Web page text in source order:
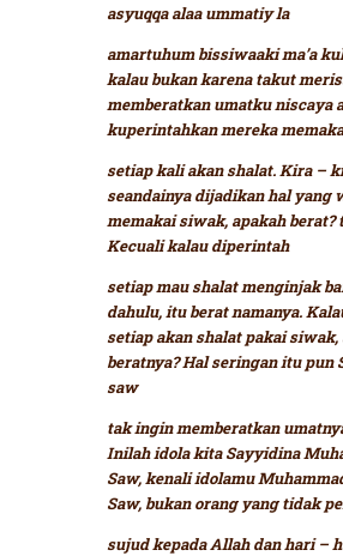
asyuqqa alaa ummatiy la
amartuhum bissiwaaki ma’a
kalau bukan karena takut
memberatkan umatku niscaya
kuperintahkan mereka
setiap kali akan shalat.Kira –
seandainya dijadikan hal yang
memakai siwak, apakah berat?
Kecuali kalau diperintah
setiap mau shalat menginjak
dahulu, itu berat namanya.
setiap akan shalat pakai siwak,
beratnya? Hal seringan itu pun
saw
tak ingin memberatkan
Inilah idola kita Sayyidina
Saw, kenali idolamu
Saw, bukan orang yang tidak
sujud kepada Allah dan hari –